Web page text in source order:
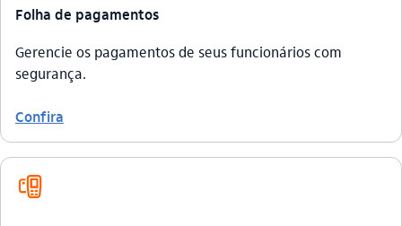
Folha de pagamentos
Gerencie os pagamentos de seus funcionários com
segurança.
Confira
maquina_cartao_outline